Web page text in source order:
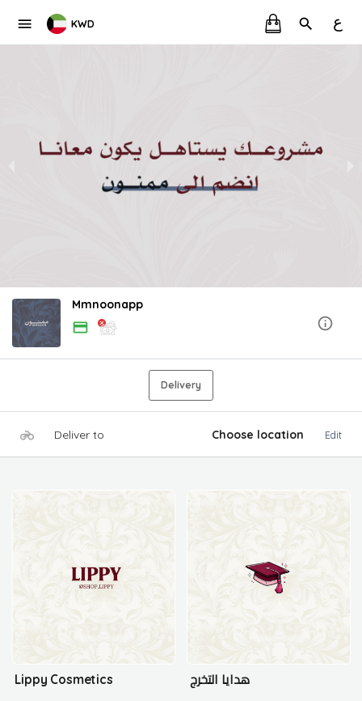
KWD ع
Mmnoonapp
Delivery
Deliver to Choose location Edit
Lippy Cosmetics هدايا التخرج